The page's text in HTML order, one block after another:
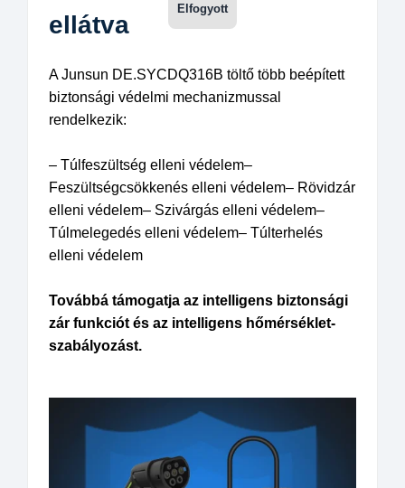
ellátva
A Junsun DE.SYCDQ316B töltő több beépített
biztonsági védelmi mechanizmussal
rendelkezik:
– Túlfeszültség elleni védelem–
Feszültségcsökkenés elleni védelem– Rövidzár
elleni védelem– Szivárgás elleni védelem–
Túlmelegedés elleni védelem– Túlterhelés
elleni védelem
Továbbá támogatja az intelligens biztonsági
zár funkciót és az intelligens hőmérséklet-
szabályozást.